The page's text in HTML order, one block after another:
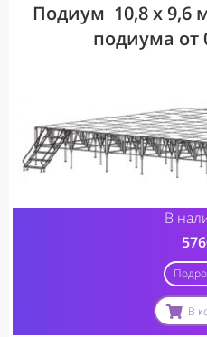
Подиум 10,8 х 9,6
подиума от
В
В